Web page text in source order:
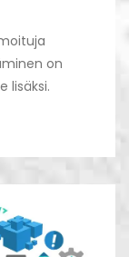
on
lisäksi.